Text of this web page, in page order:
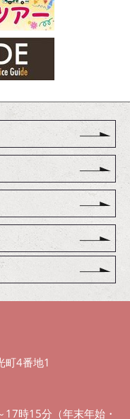
町4番地1
時15分（年末年始・